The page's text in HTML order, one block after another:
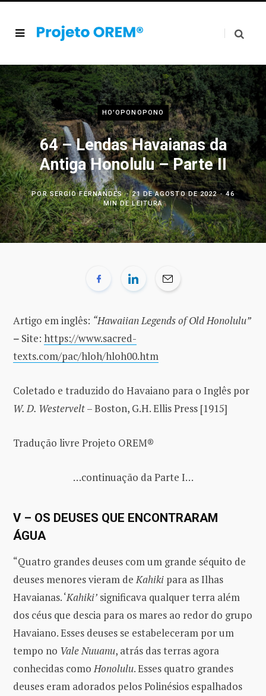
HO'OPONOPONO
64 – Lendas Havaianas da
Antiga Honolulu – Parte II
PORSERGIO FERNANDES 21 DE AGOSTO DE 2022
46
MIN DE LEITURA
Artigo em inglês: “Hawaiian Legends of Old Honolulu”
– Site: https://www.sacred-
texts.com/pac/hloh/hloh00.htm
Coletado e traduzido do Havaiano para o Inglês por
W. D. Westervelt– Boston, G.H. Ellis Press [1915]
Tradução livre Projeto OREM®
…continuação da Parte I…
V – OS DEUSES QUE ENCONTRARAM
ÁGUA
“Quatro grandes deuses com um grande séquito de
deuses menores vieram deKahiki para as Ilhas
Havaianas. ‘Kahiki’ significava qualquer terra além
dos céus que descia para os mares ao redor do grupo
Havaiano. Esses deuses se estabeleceram por um
tempo no Vale Nuuanu, atrás das terras agora
conhecidas comoHonolulu. Esses quatro grandes
deuses eram adorados pelos Polinésios espalhados